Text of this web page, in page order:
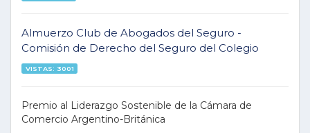
Almuerzo Club de Abogados del Seguro -
Comisión de Derecho del Seguro del Colegio
VISTAS: 3001
Premio al Liderazgo Sostenible de la Cámara de
Comercio Argentino-Británica